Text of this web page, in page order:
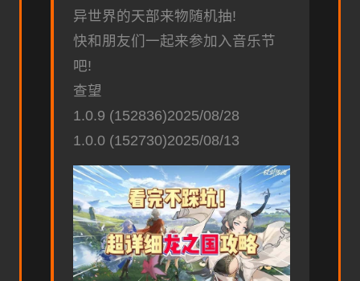
异世界的天部来物随机抽!
快和朋友们一起来参加入音乐节
吧!
查望
1.0.9 (152836)2025/08/28
1.0.0 (152730)2025/08/13